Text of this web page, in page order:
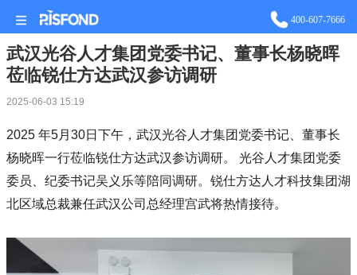
400-607-7666
武汉光谷人才集团党委书记、董事长杨晓晖
莅临锐仕方达武汉参访调研
2025-06-03 15:19
2025 年5月30日下午，武汉光谷人才集团党委书记、董事长
杨晓晖一行莅临锐仕方达武汉参访调研。 光谷人才集团党委
委员、纪委书记吴义乐等陪同调研。锐仕方达人才科技集团湖
北区域总裁兼任武汉公司总经理宫武将热情接待。